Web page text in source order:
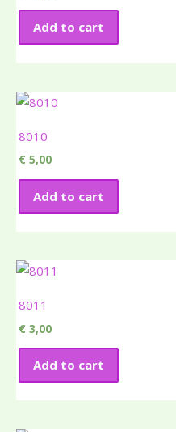
Add to cart
8010
€ 5,00
Add to cart
8011
€ 3,00
Add to cart